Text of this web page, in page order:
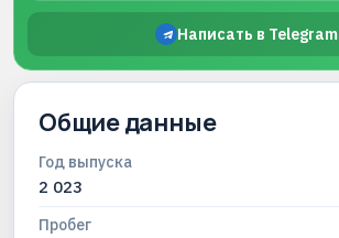
Написать в Telegram
Общие данные
Год выпуска
2 023
Пробег